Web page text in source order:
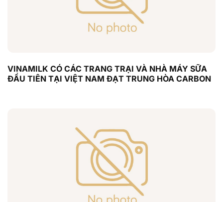
VINAMILK CÓ CÁC TRANG TRẠI VÀ NHÀ MÁY SỮA
ĐẦU TIÊN TẠI VIỆT NAM ĐẠT TRUNG HÒA CARBON